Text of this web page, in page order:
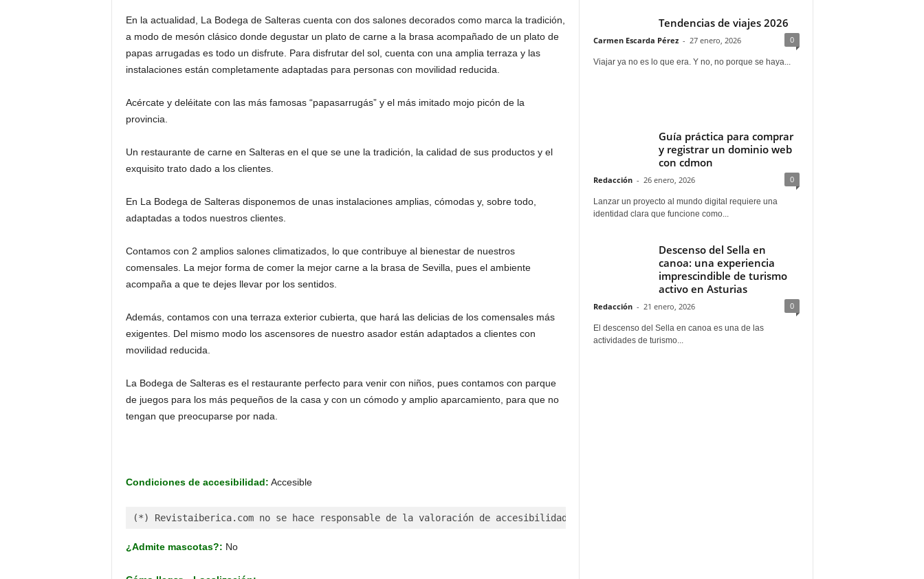
En la actualidad, La Bodega de Salteras cuenta con dos salones decorados como marca la tradición,
a modo de mesón clásico donde degustar un plato de carne a la brasa acompañado de un plato de
papas arrugadas es todo un disfrute. Para disfrutar del sol, cuenta con una amplia terraza y las
instalaciones están completamente adaptadas para personas con movilidad reducida.
Acércate y deléitate con las más famosas “papasarrugás” y el más imitado mojo picón de la
provincia.
Un restaurante de carne en Salteras en el que se une la tradición, la calidad de sus productos y el
exquisito trato dado a los clientes.
En La Bodega de Salteras disponemos de unas instalaciones amplias, cómodas y, sobre todo,
adaptadas a todos nuestros clientes.
Contamos con 2 amplios salones climatizados, lo que contribuye al bienestar de nuestros
comensales. La mejor forma de comer la mejor carne a la brasa de Sevilla, pues el ambiente
acompaña a que te dejes llevar por los sentidos.
Además, contamos con una terraza exterior cubierta, que hará las delicias de los comensales más
exigentes. Del mismo modo los ascensores de nuestro asador están adaptados a clientes con
movilidad reducida.
La Bodega de Salteras es el restaurante perfecto para venir con niños, pues contamos con parque
de juegos para los más pequeños de la casa y con un cómodo y amplio aparcamiento, para que no
tengan que preocuparse por nada.
Condiciones de accesibilidad: Accesible
(*) Revistaiberica.com no se hace responsable de la valoración de accesibilidad incluida por el propietario. Accesible / Practicable /
¿Admite mascotas?: No
Tendencias de viajes 2026
Carmen Escarda Pérez - 27 enero, 2026 0
Viajar ya no es lo que era. Y no, no porque se haya...
Guía práctica para comprar
y registrar un dominio web
con cdmon
Redacción - 26 enero, 2026 0
Lanzar un proyecto al mundo digital requiere una
identidad clara que funcione como...
Descenso del Sella en
canoa: una experiencia
imprescindible de turismo
activo en Asturias
Redacción - 21 enero, 2026 0
El descenso del Sella en canoa es una de las
actividades de turismo...